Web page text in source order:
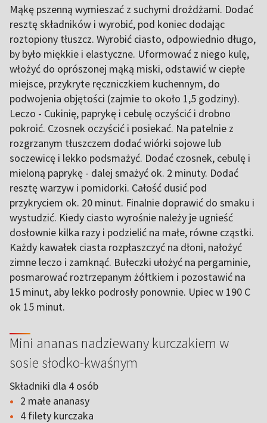
Mąkę pszenną wymieszać z suchymi drożdżami. Dodać
resztę składników i wyrobić, pod koniec dodając
roztopiony tłuszcz. Wyrobić ciasto, odpowiednio długo,
by było miękkie i elastyczne. Uformować z niego kulę,
włożyć do oprószonej mąką miski, odstawić w ciepłe
miejsce, przykryte ręczniczkiem kuchennym, do
podwojenia objętości (zajmie to około 1,5 godziny).
Leczo - Cukinię, paprykę i cebulę oczyścić i drobno
pokroić. Czosnek oczyścić i posiekać. Na patelnie z
rozgrzanym tłuszczem dodać wiórki sojowe lub
soczewicę i lekko podsmażyć. Dodać czosnek, cebulę i
mieloną paprykę - dalej smażyć ok. 2 minuty. Dodać
resztę warzyw i pomidorki. Całość dusić pod
przykryciem ok. 20 minut. Finalnie doprawić do smaku i
wystudzić. Kiedy ciasto wyrośnie należy je ugnieść
dosłownie kilka razy i podzielić na małe, równe cząstki.
Każdy kawałek ciasta rozpłaszczyć na dłoni, nałożyć
zimne leczo i zamknąć. Bułeczki ułożyć na pergaminie,
posmarować roztrzepanym żółtkiem i pozostawić na
15 minut, aby lekko podrosły ponownie. Upiec w 190 C
ok 15 minut.
Mini ananas nadziewany kurczakiem w
sosie słodko-kwaśnym
Składniki dla 4 osób
2 małe ananasy
4 filety kurczaka